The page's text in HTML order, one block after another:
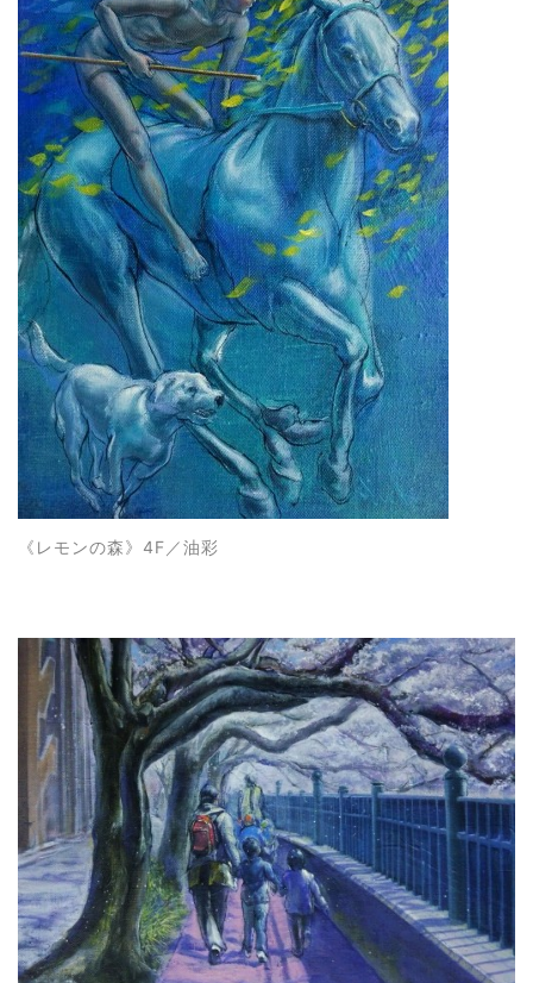
《 レモンの森》4F ／油彩